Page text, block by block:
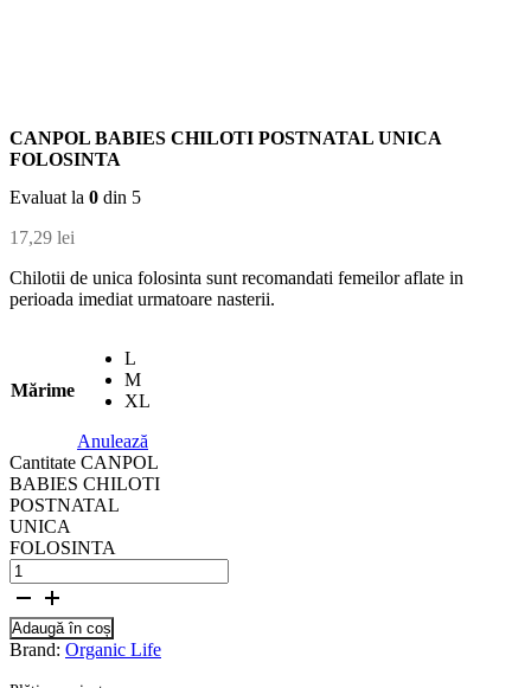
CANPOL BABIES CHILOTI POSTNATAL UNICA
FOLOSINTA
Evaluat la 0 din 5
17,29 lei
Chilotii de unica folosinta sunt recomandati femeilor aflate in
perioada imediat urmatoare nasterii.
Mărime
L
M
XL
Anulează
Cantitate CANPOL
BABIES CHILOTI
POSTNATAL
UNICA
FOLOSINTA
Adaugă în coș
Brand: Organic Life